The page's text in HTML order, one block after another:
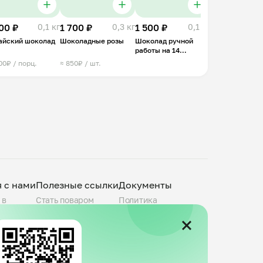
₽ 0,1 кг
шоколад
/ порц.
1 700 ₽ 0,3 кг
Шоколадные розы
≈ 850₽ / шт.
1 500 ₽ 0,1 кг
Шоколад ручной
работы на 14
с намиПолезные ссылки
Стать поваром
Города присутствия
Telegram-канал
Группа VK
Документы
Политика
Пользовательское
соглашение